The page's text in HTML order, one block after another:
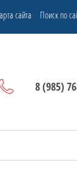
сайта Поиск по
8 (985)